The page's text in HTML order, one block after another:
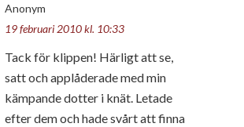
Anonym
19 februari 2010 kl. 10:33
Tack för klippen! Härligt att se,
satt och applåderade med min
kämpande dotter i knät. Letade
efter dem och hade svårt att finna